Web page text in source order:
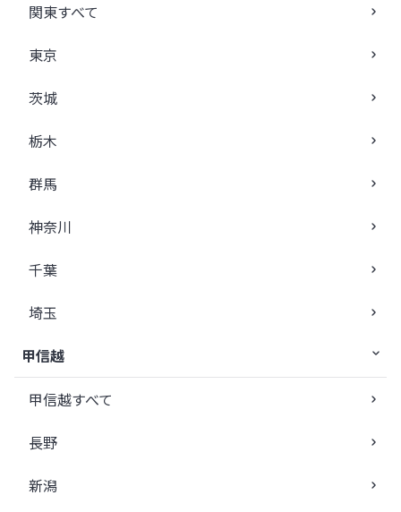
関東すべて
東京
茨城
栃木
群馬
神奈川
千葉
埼玉
甲信越
甲信越すべて
長野
新潟